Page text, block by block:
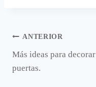
Navegación
de
ANTERIOR
Más ideas para decorar
puertas.